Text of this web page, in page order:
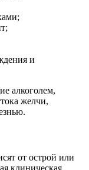
и
алкоголем,
желчи,
от острой или